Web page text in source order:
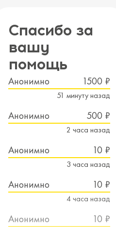
Спасибо за
вашу
помощь
Анонимно 1500 ₽
51 минуту назад
Анонимно 500 ₽
2 часа назад
Анонимно 10 ₽
3 часа назад
Анонимно 10 ₽
4 часа назад
Анонимно 10 ₽